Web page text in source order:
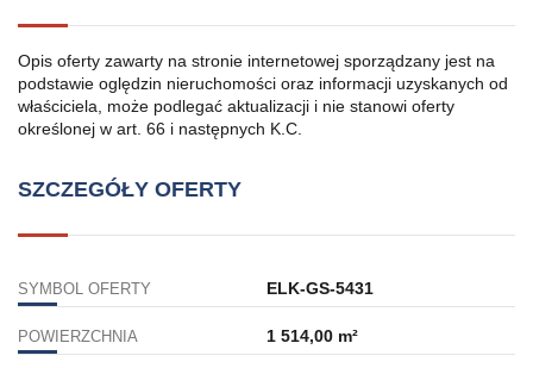
Opis oferty zawarty na stronie internetowej sporządzany jest na
podstawie oględzin nieruchomości oraz informacji uzyskanych od
właściciela, może podlegać aktualizacji i nie stanowi oferty
określonej w art. 66 i następnych K.C.
SZCZEGÓŁY OFERTY
SYMBOL OFERTY ELK-GS-5431
POWIERZCHNIA 1 514,00 m²